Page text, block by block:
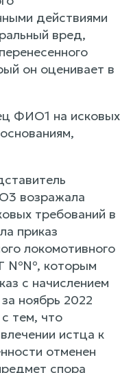
действиями
вред,
он оценивает в
ФИО1 на исковых
возражала
требований в
приказ
локомотивного
№№, которым
с начислением
ноябрь 2022
тем, что
истца к
отменен
спора